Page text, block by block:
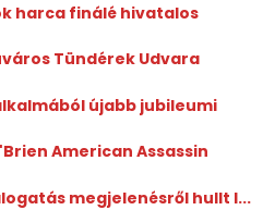
harca finálé hivatalos
Tündérek Udvara
újabb jubileumi
American Assassin
megjelenésről hullt l...